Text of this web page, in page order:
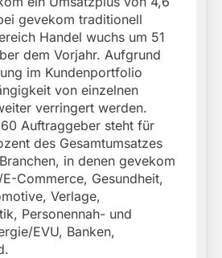
gevekom traditionell
Handel wuchs um 51
dem Vorjahr. Aufgrund
im Kundenportfolio
von einzelnen
verringert werden.
Auftraggeber steht für
des Gesamtumsatzes
in denen gevekom
Commerce, Gesundheit,
Verlage,
Personennah- und
EVU, Banken,